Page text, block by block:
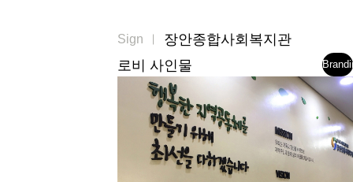
Sign
장안종합사회복지관
로비 사인물